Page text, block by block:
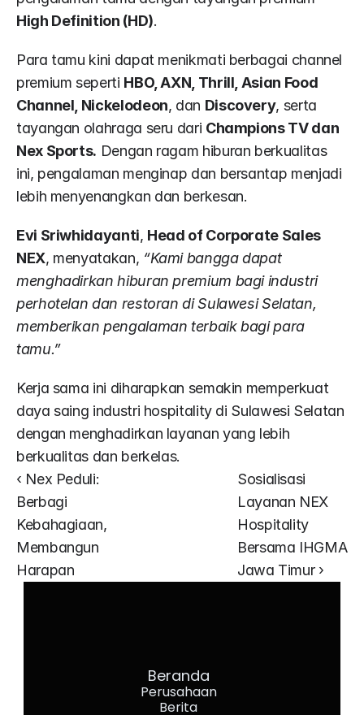
High Definition (HD).
Para tamu kini dapat menikmati berbagai channel
premium seperti HBO, AXN, Thrill, Asian Food
Channel, Nickelodeon, dan Discovery, serta
tayangan olahraga seru dari Champions TV dan
Nex Sports. Dengan ragam hiburan berkualitas
ini, pengalaman menginap dan bersantap menjadi
lebih menyenangkan dan berkesan.
Evi Sriwhidayanti, Head of Corporate Sales
NEX, menyatakan, “Kami bangga dapat
menghadirkan hiburan premium bagi industri
perhotelan dan restoran di Sulawesi Selatan,
memberikan pengalaman terbaik bagi para
tamu.”
Kerja sama ini diharapkan semakin memperkuat
daya saing industri hospitality di Sulawesi Selatan
dengan menghadirkan layanan yang lebih
berkualitas dan berkelas.
‹ Nex Peduli:
Berbagi
Kebahagiaan,
Membangun
Harapan
Sosialisasi
Layanan NEX
Hospitality
Bersama IHGMA
Jawa Timur ›
Beranda
Perusahaan
Berita